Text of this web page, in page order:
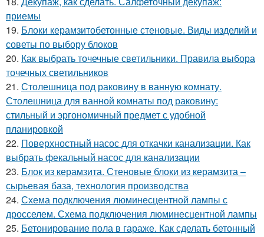
приемы
19. Блоки керамзитобетонные стеновые. Виды изделий и
советы по выбору блоков
20. Как выбрать точечные светильники. Правила выбора
точечных светильников
21. Столешница под раковину в ванную комнату.
Столешница для ванной комнаты под раковину:
стильный и эргономичный предмет с удобной
планировкой
22. Поверхностный насос для откачки канализации. Как
выбрать фекальный насос для канализации
23. Блок из керамзита. Стеновые блоки из керамзита –
сырьевая база, технология производства
24. Схема подключения люминесцентной лампы с
дросселем. Схема подключения люминесцентной лампы
25. Бетонирование пола в гараже. Как сделать бетонный